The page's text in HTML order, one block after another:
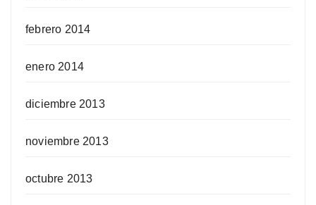
febrero 2014
enero 2014
diciembre 2013
noviembre 2013
octubre 2013